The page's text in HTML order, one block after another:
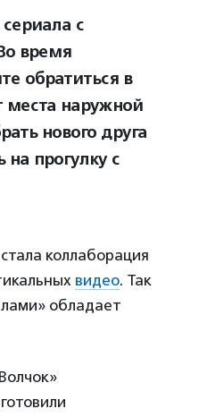
с
время
обратиться в
места наружной
нового друга
прогулку с
коллаборация
видео. Так
обладает